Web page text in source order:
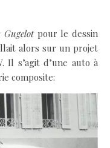
Gugelotpour le dessin
alors sur un projet
Il s’agit d’une auto à
composite: